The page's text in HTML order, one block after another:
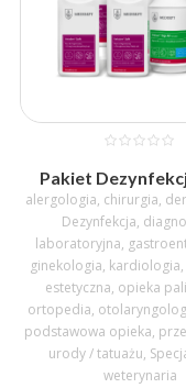
Pakiet
alergologia, chirurgia,
Dezynfekcja,
laboratoryjna,
ginekologia, kardiologia,
estetyczna, opieka
ortopedia,
podstawowa opieka,
urody / tatuażu,
weterynaria